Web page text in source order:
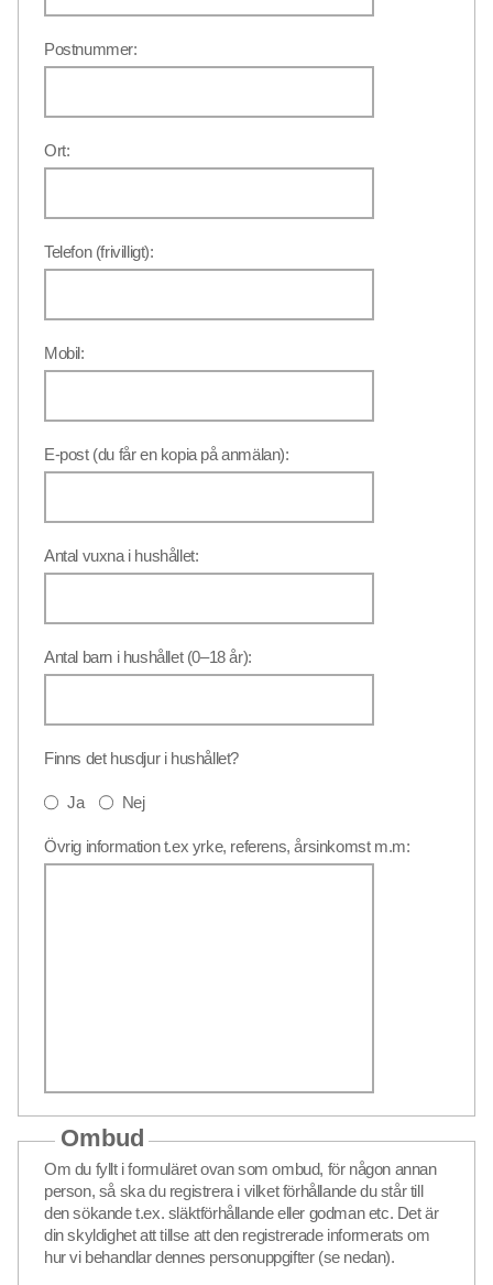
Postnummer:
Ort:
Telefon (frivilligt):
Mobil:
E-post (du får en kopia på anmälan):
Antal vuxna i hushållet:
Antal barn i hushållet (0–18 år):
Finns det husdjur i hushållet?
Ja Nej
Övrig information t.ex yrke, referens, årsinkomst m.m:
Ombud
Om du fyllt i formuläret ovan som ombud, för någon annan
person, så ska du registrera i vilket förhållande du står till
den sökande t.ex. släktförhållande eller godman etc. Det är
din skyldighet att tillse att den registrerade informerats om
hur vi behandlar dennes personuppgifter (se nedan).